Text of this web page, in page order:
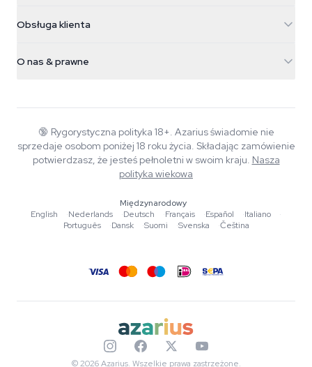
Nederland
+31(0)204897914
Magiczne grzyby
Smokeshop
Obsługa klienta
Polityka zwrotów
Polityka prywatności
O nas & prawne
Wiki
Muzyka
Narzędzia i kalkulatory
🔞 Rygorystyczna polityka 18+. Azarius świadomie nie
sprzedaje osobom poniżej 18 roku życia. Składając zamówienie
potwierdzasz, że jesteś pełnoletni w swoim kraju. Nasza
polityka wiekowa
Międzynarodowy
English
·Nederlands ·Deutsch ·Français ·Español ·Italiano
·
Português
·Dansk ·Suomi ·Svenska ·Čeština
© 2026 Azarius. Wszelkie prawa zastrzeżone.